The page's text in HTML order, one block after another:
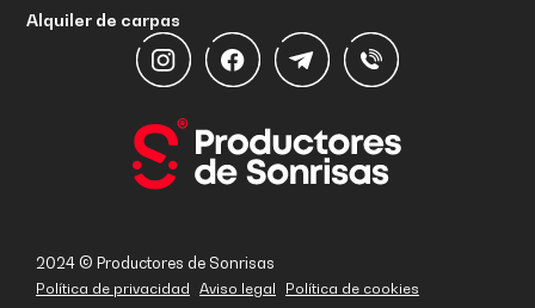
Alquiler de carpas
2024 © Productores de Sonrisas
Política de privacidad Aviso legal Política de cookies